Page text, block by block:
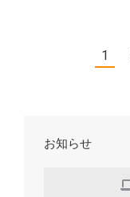
1
お知らせ